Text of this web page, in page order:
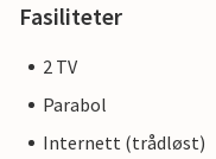
Fasiliteter
2 TV
Parabol
Internett (trådløst)